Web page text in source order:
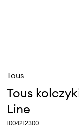
Tous
Tous
Line
1004212300